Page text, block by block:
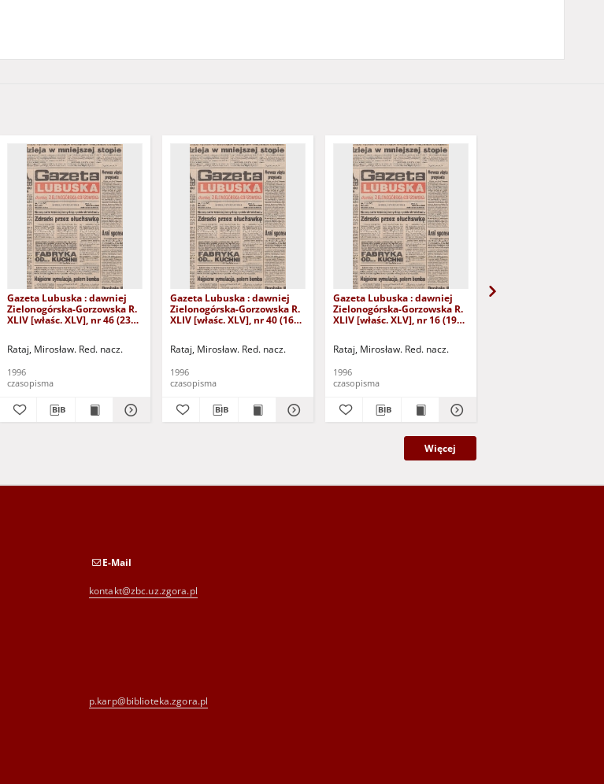
Gazeta Lubuska : dawniej
Zielonogórska-Gorzowska R.
XLIV [właśc. XLV], nr 46 (23
Rataj, Mirosław. Red. nacz.
1996
czasopisma
Gazeta Lubuska : dawniej
Zielonogórska-Gorzowska R.
XLIV [właśc. XLV], nr 40 (16
Rataj, Mirosław. Red. nacz.
1996
czasopisma
Gazeta Lubuska : dawniej
Zielonogórska-Gorzowska R.
XLIV [właśc. XLV], nr 16 (19
Rataj, Mirosław. Red. nacz.
1996
czasopisma
Więcej
E-Mail
kontakt@zbc.uz.zgora.pl
p.karp@biblioteka.zgora.pl